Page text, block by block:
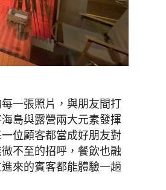
一張照片，與朋友間打
島與露營兩大元素發揮
位顧客都當成好朋友對
不至的招呼，餐飲也融
來的賓客都能體驗一趟